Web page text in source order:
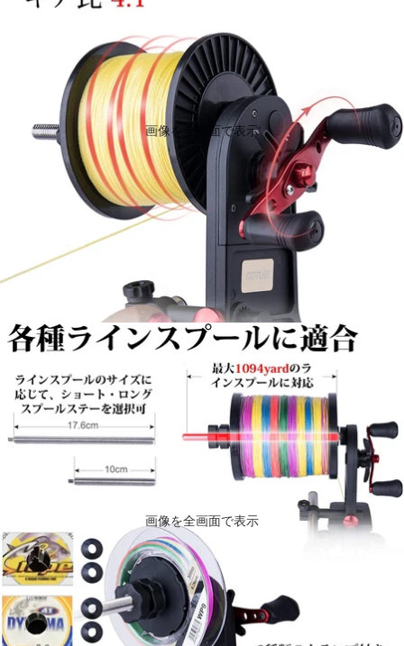
画像を全画面で表示
画像を全画面で表示